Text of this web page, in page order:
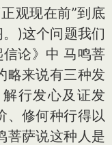
观现在前”到底
)这个问题我们
信论》中 马鸣菩
略来说有三种发
行发心及证发
、修何种行得以
菩萨说这种人是